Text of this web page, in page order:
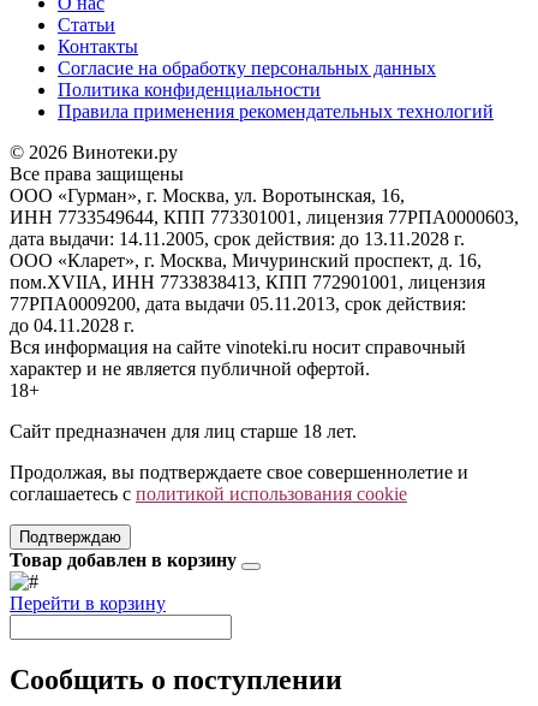
Статьи
Контакты
Согласие на обработку персональных данных
Политика конфиденциальности
Правила применения рекомендательных технологий
© 2026 Винотеки.ру
Все права защищены
ООО «Гурман», г. Москва, ул. Воротынская, 16,
ИНН 7733549644, КПП 773301001, лицензия 77РПА0000603,
дата выдачи: 14.11.2005, срок действия: до 13.11.2028 г.
ООО «Кларет», г. Москва, Мичуринский проспект, д. 16,
пом.XVIIA, ИНН 7733838413, КПП 772901001, лицензия
77РПА0009200, дата выдачи 05.11.2013, срок действия:
до 04.11.2028 г.
Вся информация на сайте vinoteki.ru носит справочный
характер и не является публичной офертой.
18+
Сайт предназначен для лиц старше 18 лет.
Продолжая, вы подтверждаете свое совершеннолетие и
соглашаетесь с политикой использования cookie
Подтверждаю
Товар добавлен в корзину
Перейти в корзину
Сообщить о поступлении